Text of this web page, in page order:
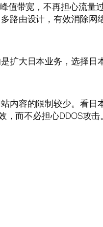
值带宽，不再担心流
路由设计，有效消除网
扩大日本业务，选择日
内容的限制较少。看
而不必担心DDOS攻击。